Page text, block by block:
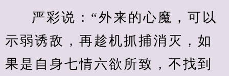
严彩说：“外来的心魔，可以
示弱诱敌，再趁机抓捕消灭，如
果是自身七情六欲所致，不找到